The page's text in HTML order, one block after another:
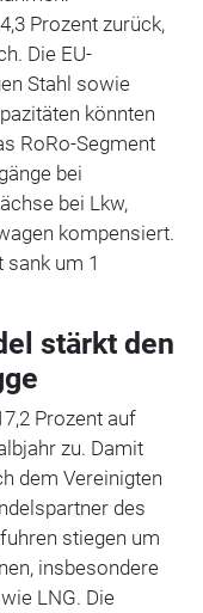
Prozent zurück,
Die EU-
Stahl sowie
könnten
RoRo-Segment
bei
bei Lkw,
kompensiert.
um 1
stärkt den
Prozent auf
zu. Damit
dem Vereinigten
des
stiegen um
, insbesondere
LNG. Die